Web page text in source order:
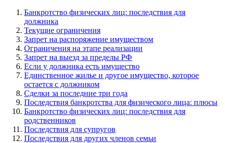
Банкротство физических лиц: последствия для
должника
Текущие ограничения
Запрет на распоряжение имуществом
Ограничения на этапе реализации
Запрет на выезд за пределы РФ
Если у должника есть имущество
Единственное жилье и другое имущество, которое
остается с должником
Сделки за последние три года
Последствия банкротства для физического лица: плюсы
Банкротство физических лиц: последствия для
родственников
Последствия для супругов
Последствия для других членов семьи